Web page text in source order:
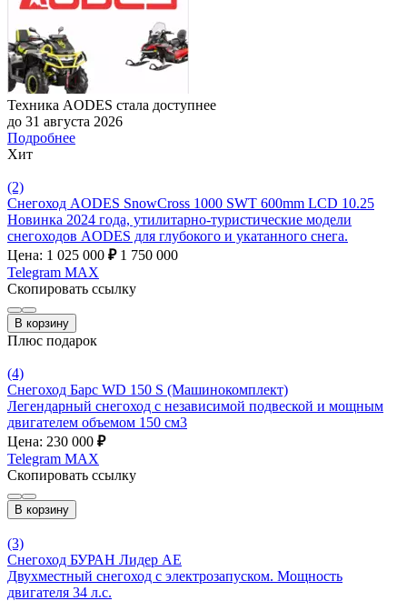
Техника AODES стала доступнее
до 31 августа 2026
Подробнее
Хит
(2)
Снегоход AODES SnowCross 1000 SWT 600mm LCD 10.25
Новинка 2024 года, утилитарно-туристические модели
снегоходов AODES для глубокого и укатанного снега.
Цена: 1 025 000 ₽ 1 750 000
Telegram MAX
Скопировать ссылку
В корзину
Плюс подарок
(4)
Снегоход Барс WD 150 S (Машинокомплект)
Легендарный снегоход с независимой подвеской и мощным
двигателем объемом 150 см3
Цена: 230 000 ₽
Telegram MAX
Скопировать ссылку
В корзину
(3)
Снегоход БУРАН Лидер АЕ
Двухместный снегоход с электрозапуском. Мощность
двигателя 34 л.с.